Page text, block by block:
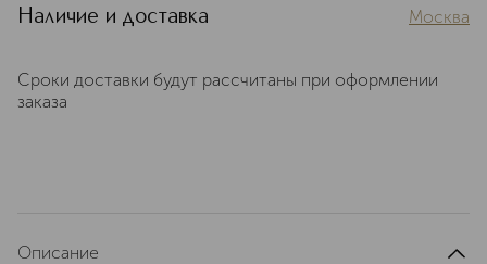
Наличие и доставка Москва
Сроки доставки будут рассчитаны при оформлении
заказа
Описание